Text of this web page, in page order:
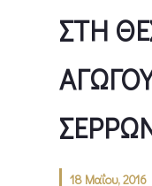
ΣΤΗ
18 Μαΐου, 2016